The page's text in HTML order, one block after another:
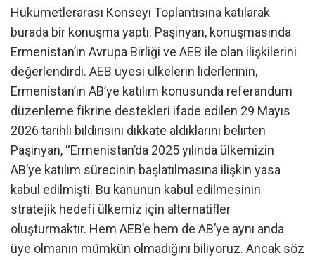
Hükümetlerarası Konseyi Toplantısına katılarak
burada bir konuşma yaptı. Paşinyan, konuşmasında
Ermenistan’ın Avrupa Birliği ve AEB ile olan ilişkilerini
değerlendirdi. AEB üyesi ülkelerin liderlerinin,
Ermenistan’ın AB’ye katılım konusunda referandum
düzenleme fikrine destekleri ifade edilen 29 Mayıs
2026 tarihli bildirisini dikkate aldıklarını belirten
Paşinyan, “Ermenistan’da 2025 yılında ülkemizin
AB’ye katılım sürecinin başlatılmasına ilişkin yasa
kabul edilmişti. Bu kanunun kabul edilmesinin
stratejik hedefi ülkemiz için alternatifler
oluşturmaktır. Hem AEB’e hem de AB’ye aynı anda
üye olmanın mümkün olmadığını biliyoruz. Ancak söz